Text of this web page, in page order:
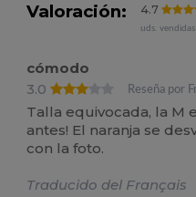
Valoración: 4.7
uds. vendidas
cómodo
3.0
Reseña por
Talla equivocada, la M
antes! El naranja se
con la foto.
Traducido del Français